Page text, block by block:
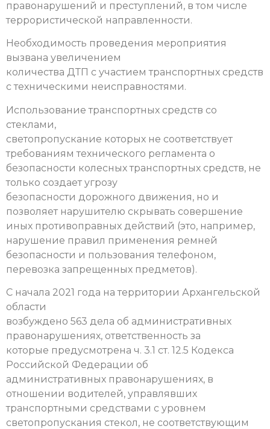
правонарушений и преступлений, в том числе
террористической направленности.
Необходимость проведения мероприятия
вызвана увеличением
количества ДТП с участием транспортных средств
с техническими неисправностями.
Использование транспортных средств со
стеклами,
светопропускание которых не соответствует
требованиям технического регламента о
безопасности колесных транспортных средств, не
только создает угрозу
безопасности дорожного движения, но и
позволяет нарушителю скрывать совершение
иных противоправных действий (это, например,
нарушение правил применения ремней
безопасности и пользования телефоном,
перевозка запрещенных предметов).
С начала 2021 года на территории Архангельской
области
возбуждено 563 дела об административных
правонарушениях, ответственность за
которые предусмотрена ч. 3.1 ст. 12.5 Кодекса
Российской Федерации об
административных правонарушениях, в
отношении водителей, управлявших
транспортными средствами с уровнем
светопропускания стекол, не соответствующим